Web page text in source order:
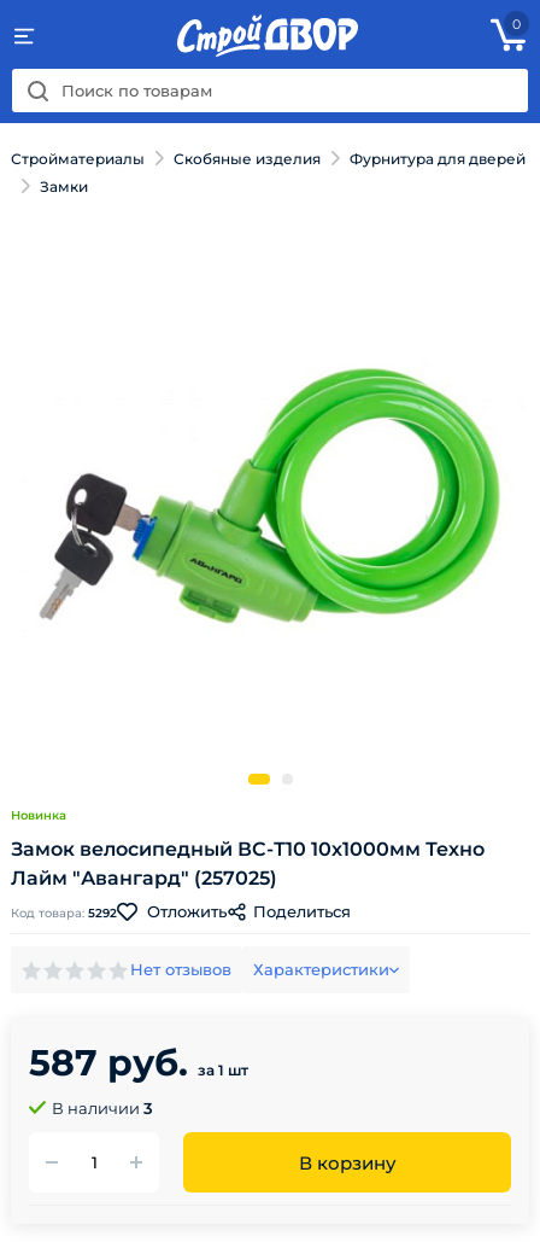
0
Стройматериалы Скобяные изделия
Фурнитура для дверей
Замки
Новинка
Замок велосипедный ВС-Т10 10х1000мм Техно
Лайм "Авангард" (257025)
Код товара: 5292 Отложить Поделиться
Нет отзывов Характеристики
587 руб. за 1 шт
В наличии 3
В корзину